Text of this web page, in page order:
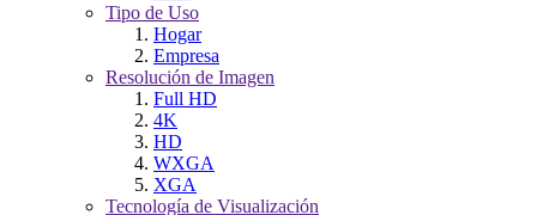
Tipo de Uso
Hogar
Empresa
Resolución de Imagen
Full HD
4K
HD
WXGA
XGA
Tecnología de Visualización